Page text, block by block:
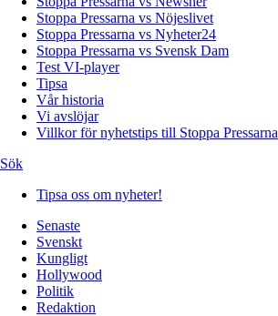
Stoppa Pressarna vs Nöjeslivet
Stoppa Pressarna vs Nyheter24
Stoppa Pressarna vs Svensk Dam
Test VI-player
Tipsa
Vår historia
Vi avslöjar
Villkor för nyhetstips till Stoppa Pressarna
Sök
Tipsa oss om nyheter!
Senaste
Svenskt
Kungligt
Hollywood
Politik
Redaktion